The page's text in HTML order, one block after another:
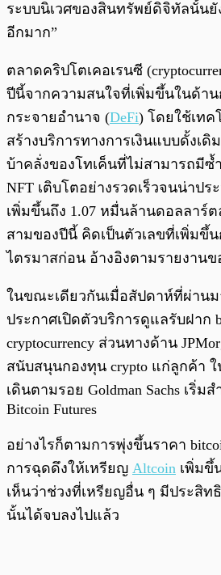
ระบบนิเวศของสินทรัพย์ดิจิทัลนั้น
อีกมาก”
ตลาดคริปโตเคอเรนซี
ปีนี้จากความสนใจที่เพิ่มขึ้นในด้าน
กระจายอำนาจ (DeFi) โดยใช้เทค
สร้างบริการทางการเงินแบบดั้งเ
บ้าคลั่งของโทเค็นที่ไม่สามารถมีซ้
NFT เติบโตอย่างรวดเร็วจนน่าป
เพิ่มขึ้นถึง 1.07 หมื่นล้านดอลลาร์
สามของปีนี้ คิดเป็นตัวเลขที่เพิ่มขึ้น
ไตรมาสก่อน อ้างอิงตามรายงานขอ
ในขณะเดียวกันเมื่อสัปดาห์ที่ผ่านม
ประกาศเปิดตัวบริการดูแลรับฝาก
cryptocurrency ส่วนทางด้าน
สนับสนุนกองทุน crypto แก่ลูกค้า
เดินตามรอย Goldman Sachs เริ่ม
Bitcoin Futures
อย่างไรก็ตามการพุ่งขึ้นราคา
การฉุดดึงให้เหรียญ Altcoin เพิ่มขึ้
เห็นว่าช่วงที่เหรียญอื่น ๆ มีประสิท
นั้นได้จบลงไปแล้ว